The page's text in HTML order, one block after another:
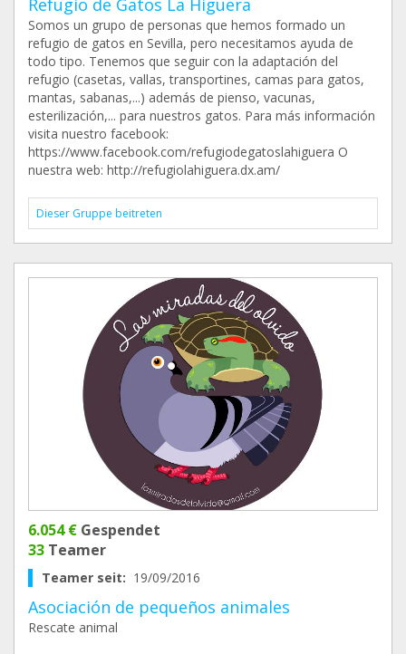
Refugio de Gatos La Higuera
Somos un grupo de personas que hemos formado un
refugio de gatos en Sevilla, pero necesitamos ayuda de
todo tipo. Tenemos que seguir con la adaptación del
refugio (casetas, vallas, transportines, camas para gatos,
mantas, sabanas,...) además de pienso, vacunas,
esterilización,... para nuestros gatos. Para más información
visita nuestro facebook:
https://www.facebook.com/refugiodegatoslahiguera O
nuestra web: http://refugiolahiguera.dx.am/
Dieser Gruppe beitreten
6.054 € Gespendet
33 Teamer
Teamer seit: 19/09/2016
Asociación de pequeños animales
Rescate animal